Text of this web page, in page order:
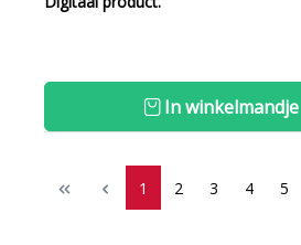
In winkelmandje
1 2 3 4 5